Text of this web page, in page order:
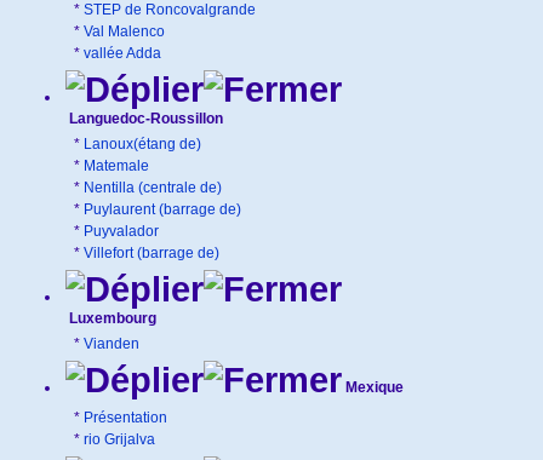
* STEP de Roncovalgrande
* Val Malenco
* vallée Adda
Languedoc-Roussillon
* Lanoux(étang de)
* Matemale
* Nentilla (centrale de)
* Puylaurent (barrage de)
* Puyvalador
* Villefort (barrage de)
Luxembourg
* Vianden
Mexique
* Présentation
* rio Grijalva